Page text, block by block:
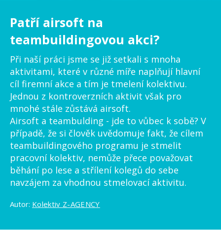
Patří airsoft na
teambuildingovou akci?
Při naší práci jsme se již setkali s mnoha
aktivitami, které v různé míře naplňují hlavní
cíl firemní akce a tím je tmelení kolektivu.
Jednou z kontroverzních aktivit však pro
mnohé stále zůstává airsoft.
Airsoft a teambulding - jde to vůbec k sobě? V
případě, že si člověk uvědomuje fakt, že cílem
teambuildingového programu je stmelit
pracovní kolektiv, nemůže přece považovat
běhání po lese a střílení kolegů do sebe
navzájem za vhodnou stmelovací aktivitu.
Autor: Kolektiv Z-AGENCY